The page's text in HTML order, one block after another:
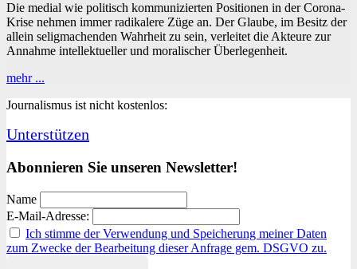
Die medial wie politisch kommunizierten Positionen in der Corona-
Krise nehmen immer radikalere Züge an. Der Glaube, im Besitz der
allein seligmachenden Wahrheit zu sein, verleitet die Akteure zur
Annahme intellektueller und moralischer Überlegenheit.
mehr ...
den
Journalismus ist nicht kostenlos:
Unterstützen
Abonnieren Sie unseren Newsletter!
Name
E-Mail-Adresse:
Ich stimme der Verwendung und Speicherung meiner Daten
zum Zwecke der Bearbeitung dieser Anfrage gem. DSGVO zu.